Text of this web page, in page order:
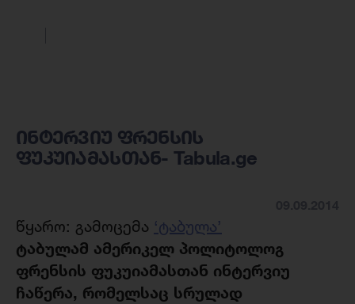
ინტერვიუ ფრენსის
ფუკუიამასთან- Tabula.ge
წყარო: გამოცემა ‘ტაბულა’
ტაბულამ ამერიკელ პოლიტოლოგ
ფრენსის ფუკუიამასთან ინტერვიუ
ჩაწერა, რომელსაც სრულად